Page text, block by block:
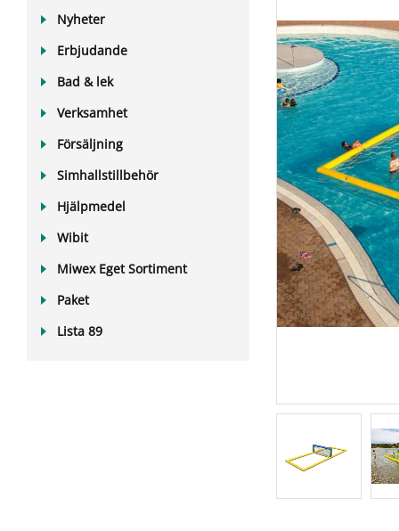
Nyheter
Erbjudande
Bad & lek
Verksamhet
Försäljning
Simhallstillbehör
Hjälpmedel
Wibit
Miwex Eget Sortiment
Paket
Lista 89